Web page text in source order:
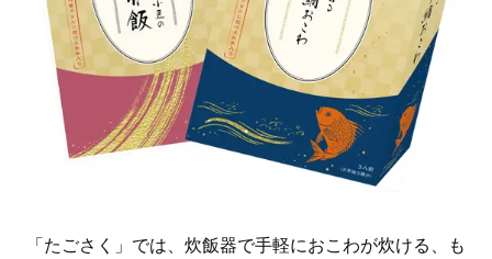
「たごさく」では、炊飯器で手軽におこわが炊ける、も